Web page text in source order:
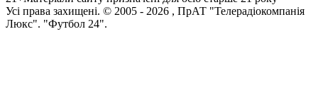
Усi права захищенi. © 2005 - 2026 , ПрАТ "Телерадіокомпанія
Люкс". "Футбол 24".